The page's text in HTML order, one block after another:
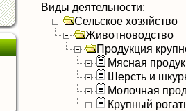
Виды деятельности:
Сельское хозяйство
Животноводство
Продукция
Мясная
Шерсть и
Молочная
Крупный